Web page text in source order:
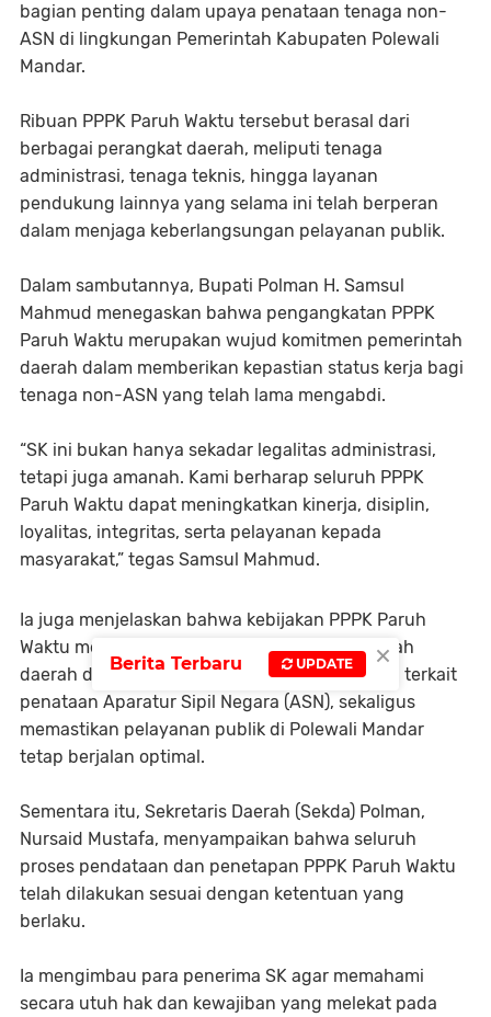
bagian penting dalam upaya penataan tenaga non-
ASN di lingkungan Pemerintah Kabupaten Polewali
Mandar.
Ribuan PPPK Paruh Waktu tersebut berasal dari
berbagai perangkat daerah, meliputi tenaga
administrasi, tenaga teknis, hingga layanan
pendukung lainnya yang selama ini telah berperan
dalam menjaga keberlangsungan pelayanan publik.
Dalam sambutannya, Bupati Polman H. Samsul
Mahmud menegaskan bahwa pengangkatan PPPK
Paruh Waktu merupakan wujud komitmen pemerintah
daerah dalam memberikan kepastian status kerja bagi
tenaga non-ASN yang telah lama mengabdi.
“SK ini bukan hanya sekadar legalitas administrasi,
tetapi juga amanah. Kami berharap seluruh PPPK
Paruh Waktu dapat meningkatkan kinerja, disiplin,
loyalitas, integritas, serta pelayanan kepada
masyarakat,” tegas Samsul Mahmud.
Ia juga menjelaskan bahwa kebijakan PPPK Paruh
Waktu merupakan langkah strategis pemerintah
daerah dalam menyesuaikan regulasi nasional terkait
penataan Aparatur Sipil Negara (ASN), sekaligus
memastikan pelayanan publik di Polewali Mandar
tetap berjalan optimal.
Sementara itu, Sekretaris Daerah (Sekda) Polman,
Nursaid Mustafa, menyampaikan bahwa seluruh
proses pendataan dan penetapan PPPK Paruh Waktu
telah dilakukan sesuai dengan ketentuan yang
berlaku.
Ia mengimbau para penerima SK agar memahami
secara utuh hak dan kewajiban yang melekat pada
×
Berita Terbaru UPDATE